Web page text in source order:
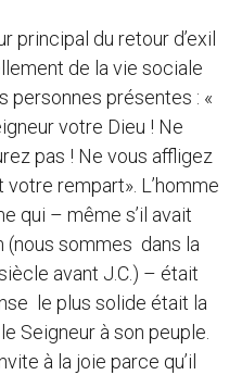
du retour d’exil
de la vie sociale
personnes présentes : «
votre Dieu ! Ne
pas ! Ne vous affligez
rempart». L’homme
qui – même s’il avait
(nous sommes dans la
avant J.C.) – était
le plus solide était la
Seigneur à son peuple.
à la joie parce qu’il